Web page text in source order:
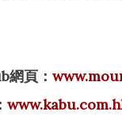
頁：